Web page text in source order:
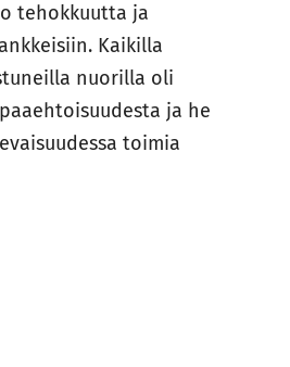
tehokkuutta ja
Kaikilla
nuorilla oli
ja he
toimia